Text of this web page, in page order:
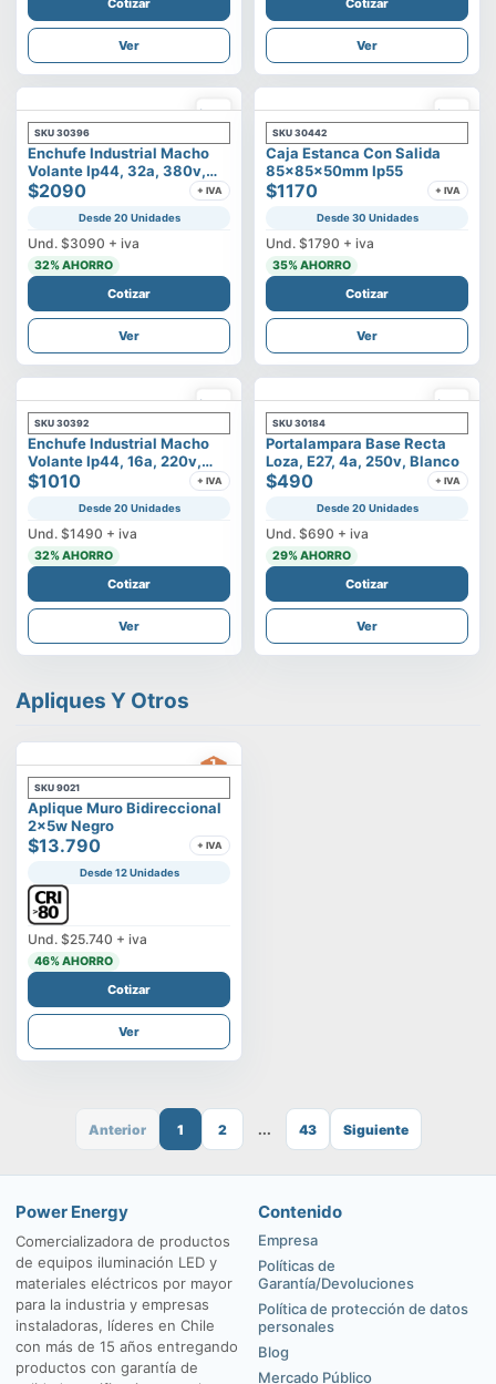
Cotizar
Ver
Cotizar
Ver
SKU 30396
Enchufe Industrial Macho
Volante Ip44, 32a, 380v,
3p+t
$2090 + IVA
Desde 20 Unidades
Und. $3090 + iva
32% AHORRO
Cotizar
Ver
SKU 30442
Caja Estanca Con Salida
85x85x50mm Ip55
$1170 + IVA
Desde 30 Unidades
Und. $1790 + iva
35% AHORRO
Cotizar
Ver
SKU 30392
Enchufe Industrial Macho
Volante Ip44, 16a, 220v,
2p+t
$1010 + IVA
Desde 20 Unidades
Und. $1490 + iva
32% AHORRO
Cotizar
Ver
SKU 30184
Portalampara Base Recta
Loza, E27, 4a, 250v, Blanco
$490 + IVA
Desde 20 Unidades
Und. $690 + iva
29% AHORRO
Cotizar
Ver
Apliques Y Otros
SKU 9021
Aplique Muro Bidireccional
2x5w Negro
$13.790 + IVA
Desde 12 Unidades
Und. $25.740 + iva
46% AHORRO
Cotizar
Ver
Anterior 1 2 ... 43 Siguiente
Power Energy
Comercializadora de productos
de equipos iluminación LED y
materiales eléctricos por mayor
para la industria y empresas
instaladoras, líderes en Chile
con más de 15 años entregando
productos con garantía de
Contenido
Empresa
Políticas de
Garantía/Devoluciones
Política de protección de datos
personales
Blog
Mercado Público